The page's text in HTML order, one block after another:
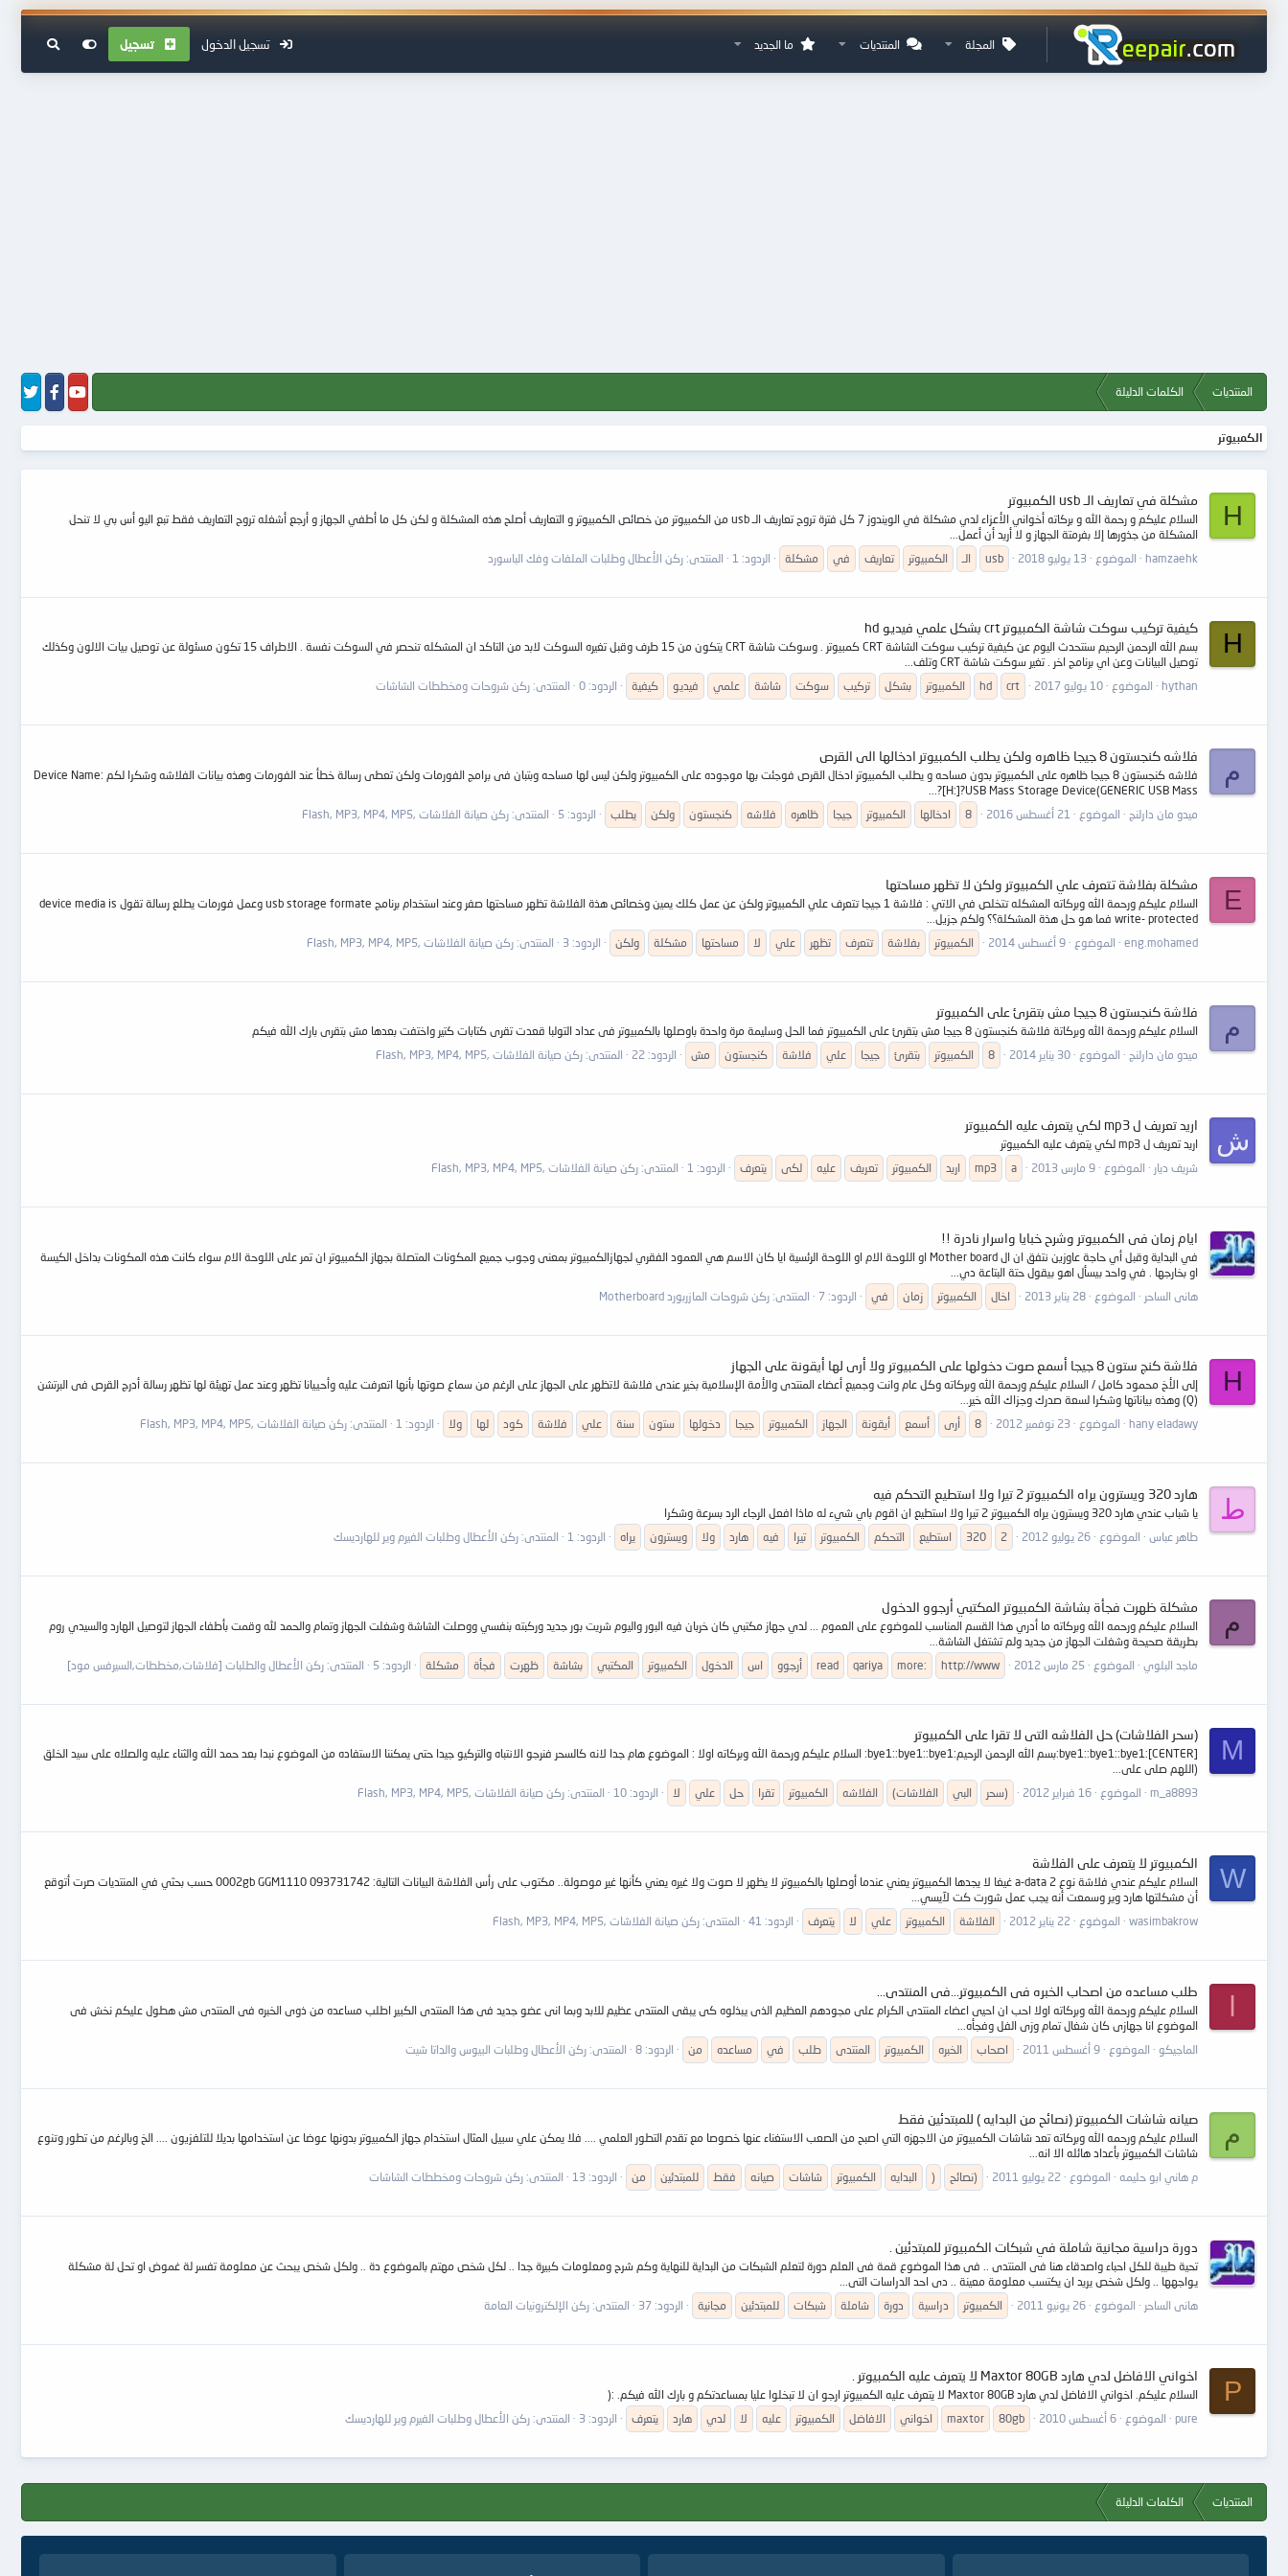
المجلة المنتديات ما الجديد تسجيل الدخول تسجيل
المنتديات الكلمات الدليلة
الكمبيوتر
H
مشكلة في تعاريف الـ usb الكمبيوتر
السلام عليكم و رحمة الله و بركاته أخواني الأعزاء لدي مشكلة في الويندوز 7 كل فترة تروح تعاريف الـ usb من الكمبيوتر من خصائص الكمبيوتر و التعاريف أصلح هذه المشكلة و لكن كل ما أطفي الجهاز و أرجع أشغله تروح التعاريف فقط تبع اليو أس بي لا تنحل
المشكلة من جذورها إلا بفرمتة الجهاز و لا أريد أن أعمل...
hamzaehk
الموضوع 13 يوليو 2018 usb الـ الكمبيوتر تعاريف في مشكلة الردود: 1 المنتدى: ركن الأعطال وطلبات الملفات وفك الباسورد
H
كيفية تركيب سوكت شاشة الكمبيوتر crt بشكل علمي فيديو hd
بسم الله الرحمن الرحيم سنتحدث اليوم عن كيفية تركيب سوكت الشاشة CRT كمبيوتر . وسوكت شاشة CRT يتكون من 15 طرف وقبل تغيره السوكت لابد من التاكد ان المشكله تنحصر في السوكت نفسة . الاطراف 15 تكون مسئولة عن توصيل بيات الالون وكذلك
توصيل البيانات وعن اي برنامج اخر . تغير سوكت شاشة CRT وتلف...
hythan
الموضوع 10 يوليو 2017 crt
hd الكمبيوتر بشكل تركيب سوكت شاشة علمي فيديو كيفية الردود: 0 المنتدى: ركن شروحات ومخططات الشاشات
م
فلاشه كنجستون 8 جيجا ظاهره ولكن يطلب الكمبيوتر ادخالها الى القرص
فلاشه كنجستون 8 جيجا ظاهره على الكمبيوتر بدون مساحه و يطلب الكمبيوتر ادخال القرص فوجئت بها موجوده على الكمبيوتر ولكن ليس لها مساحه وبتبان فى برامج الفورمات ولكن تعطى رسالة خطأ عند الفورمات وهذه بيانات الفلاشه وشكرا لكم Device Name:
?[H:]?USB Mass Storage Device(GENERIC USB Mass...
ميدو مان دارلنج
الموضوع 21 أغسطس 2016 8 ادخالها الكمبيوتر جيجا ظاهره فلاشه كنجستون ولكن يطلب الردود: 5 المنتدى: ركن صيانة الفلاشات ,Flash, MP3, MP4, MP5
E
مشكلة بفلاشة تتعرف علي الكمبيوتر ولكن لا تظهر مساحتها
السلام عليكم ورحمة الله وبركاته المشكله تتخلص في الاتي : فلاشة 1 جيجا تتعرف علي الكمبيوتر ولكن عن عمل كلك يمين وخصائص هذة الفلاشة تظهر مساحتها صفر وعند استخدام برنامج usb storage formate وعمل فورمات يطلع رسالة تقول device media is
write- protected فما هو حل هذة المشكلة؟؟ ولكم جزيل...
eng.mohamed
الموضوع 9 أغسطس 2014 الكمبيوتر بفلاشة تتعرف تظهر علي لا مساحتها مشكلة ولكن الردود: 3 المنتدى: ركن صيانة الفلاشات ,Flash, MP3, MP4, MP5
م
فلاشة كنجستون 8 جيجا مش بتقرئ على الكمبيوتر
السلام عليكم ورحمة الله وبركاتة فلاشة كنجستون 8 جيجا مش بتقرئ على الكمبيوتر فما الحل وسليمة مرة واحدة باوصلها بالكمبيوتر فى عداد التولبا قعدت تقرى كتابات كتير واختفت بعدها مش بتقرى بارك الله فيكم
ميدو مان دارلنج
الموضوع 30 يناير 2014 8 الكمبيوتر بتقرئ جيجا علي فلاشة كنجستون مش الردود: 22 المنتدى: ركن صيانة الفلاشات ,Flash, MP3, MP4, MP5
ش
اريد تعريف ل mp3 لكي يتعرف عليه الكمبيوتر
اريد تعريف ل mp3 لكي يتعرف عليه الكمبيوتر
شريف ديار
الموضوع 9 مارس 2013 a
mp3 اريد الكمبيوتر تعريف عليه لكى يتعرف الردود: 1 المنتدى: ركن صيانة الفلاشات ,Flash, MP3, MP4, MP5
ايام زمان فى الكمبيوتر وشرح خبايا واسرار نادرة !!
في البداية وقبل أي حاجة عاوزين نتفق ان ال Mother board او اللوحة الام او اللوحة الرئسية ايا كان الاسم هي العمود الفقري لجهازالكمبيوتر بمعنى وجوب جميع المكونات المتصلة بجهاز الكمبيوتر ان تمر على اللوحة الام سواء كانت هذه المكونات بداخل الكيسة
او بخارجها . في واحد بيسأل اهو بيقول حتة البتاعة دي...
هانى الساحر
الموضوع 28 يناير 2013 اخال الكمبيوتر زمان في الردود: 7 المنتدى: ركن شروحات المازربورد Motherboard
H
فلاشة كنج ستون 8 جيجا أسمع صوت دخولها على الكمبيوتر ولا أرى لها أيقونة على الجهاز
إلى الأخ محمود كامل / السلام عليكم ورحمة الله وبركاته وكل عام وانت وجميع أعضاء المنتدى والأمة الإسلامية بخير عندى فلاشة لاتظهر على الجهاز على الرغم من سماع صوتها بأنها اتعرفت عليه وأحييانا تظهر وعند عمل تهيئة لها تظهر رسالة أدرج القرص فى البرتشن
(Q) وهذه بياناتها وشكرا لسعة صدرك وجزاك الله خير...
hany eladawy
الموضوع 23 نوفمبر 2012 8 أرى أسمع أيقونة الجهاز الكمبيوتر جيجا دخولها ستون سنة علي فلاشة كود لها ولا الردود: 1 المنتدى: ركن صيانة الفلاشات ,Flash, MP3, MP4, MP5
ط
هارد 320 ويسترون يراه الكمبيوتر 2 تيرا ولا استطيع التحكم فيه
يا شباب عندي هارد 320 ويسترون يراه الكمبيوتر 2 تيرا ولا استطيع ان اقوم باي شيء له ماذا افعل الرجاء الرد بسرعة وشكرا
طاهر عباس
الموضوع 26 يوليو 2012 2
320 استطيع التحكم الكمبيوتر تيرا فيه هارد ولا ويسترون يراه الردود: 1 المنتدى: ركن الأعطال وطلبات الفيرم وير للهارديسك
م
مشكلة ظهرت فجأة بشاشة الكمبيوتر المكتبي أرجوو الدخول
السلام عليكم ورحمه الله وبركاته ما أدري هذا القسم المناسب للموضوع على العموم ... لدي جهاز مكتبي كان خربان فيه البور واليوم شريت بور جديد وركبته بنفسي ووصلت الشاشة وشغلت الجهاز وتمام والحمد لله وقمت بأطفاء الجهاز لتوصيل الهارد والسيدي روم
بطريقة صحيحة وشغلت الجهاز من جديد ولم تشتغل الشاشة...
ماجد البلوي
الموضوع 25 مارس 2012 http://www
more:
qariya
read أرجوو اس الدخول الكمبيوتر المكتبي بشاشة ظهرت فجأة مشكلة الردود: 5 المنتدى: ركن الأعطال والطلبات [فلاشات,مخططات,السيرفس مود]
M
(سحر الفلاشات) حل الفلاشه التى لا تقرا على الكمبيوتر
[CENTER]:bye1::bye1::bye1:بسم الله الرحمن الرحيم:bye1::bye1::bye1: السلام عليكم ورحمة الله وبركاته اولا : الموضوع هام جدا لانه كالسحر فنرجو الانتباه والتركيو جيدا حتى يمكننا الاستفاده من الموضوع نبدا بعد حمد الله والثناء عليه والصلاه على سيد الخلق
(اللهم صلى على...
m_a8893
الموضوع 16 فبراير 2012 (سحر البي الفلاشات) الفلاشه الكمبيوتر تقرا حل علي لا الردود: 10 المنتدى: ركن صيانة الفلاشات ,Flash, MP3, MP4, MP5
W
الكمبيوتر لا يتعرف على الفلاشة
السلام عليكم عندي فلاشة نوع a-data 2 غيغا لا يجدها الكمبيوتر يعني عندما أوصلها بالكمبيوتر لا يظهر لا صوت ولا غيره يعني كأنها غير موصولة.. مكتوب على رأس الفلاشة البيانات التالية: 0002gb GGM1110 093731742 حسب بحثي في المنتديات صرت أتوقع
أن مشكلتها هارد وير وسمعت أنه يجب عمل شورت كت لآيسي...
wasimbakrow
الموضوع 22 يناير 2012 الفلاشة الكمبيوتر علي لا يتعرف الردود: 41 المنتدى: ركن صيانة الفلاشات ,Flash, MP3, MP4, MP5
طلب مساعده من اصحاب الخبره فى الكمبيوتر...فى المنتدى...
السلام عليكم ورحمة الله وبركاته اولا احب ان احيى اعضاء المنتدى الكرام على مجودهم العظيم الذى يبذلوه كى يبقى المنتدى عظيم للابد وبما انى عضو جديد فى هذا المنتدى الكبير اطلب مساعده من ذوى الخبره فى المنتدى مش هطول عليكم نخش فى
الموضوع انا جهازى كان شغال تمام وزى الفل وفجأه...
الماجيكو
الموضوع 9 أغسطس 2011 اصحاب الخبره الكمبيوتر المنتدى طلب في مساعده من الردود: 8 المنتدى: ركن الأعطال وطلبات البيوس والداتا شيت
م
صيانه شاشات الكمبيوتر (نصائح من البدايه ) للمبتدئين فقط
السلام عليكم ورحمه الله وبركاته تعد شاشات الكمبيوتر من الاجهزه التي اصبح من الصعب الاستغناء عنها خصوصا مع تقدم التطور العلمي .... فلا يمكن علي سبيل المثال استخدام جهاز الكمبيوتر بدونها عوضا عن استخدامها بديلا للتلفزيون .... الخ وبالرغم من تطور وتنوع
شاشات الكمبيوتر بأعداد هائله الا انه...
م هاني ابو حليمه
الموضوع 22 يوليو 2011 (نصائح ) البدايه الكمبيوتر شاشات صيانه فقط للمبتدئين من الردود: 13 المنتدى: ركن شروحات ومخططات الشاشات
دورة دراسية مجانية شاملة في شبكات الكمبيوتر للمبتدئين .
تحية طيبة للكل احباء واصدقاء هنا فى المنتدى .. فى هذا الموضوع قمة فى العلم دورة لتعلم الشبكات من البداية للنهاية وكم شرح ومعلومات كبيرة جدا .. لكل شخص مهتم بالموضوع دة .. ولكل شخص يبحث عن معلومة تفسر لة غموض او تحل لة مشكلة
يواجهها .. ولكل شخص يريد ان يكتسب معلومة معينة .. دى احد الدراسات التى...
هانى الساحر
الموضوع 26 يونيو 2011 الكمبيوتر دراسية دورة شاملة شبكات للمبتدئين مجانية الردود: 37 المنتدى: ركن الإلكترونيات العامة
P
اخواني الافاضل لدي هارد Maxtor 80GB لا يتعرف عليه الكمبيوتر .
السلام عليكم. اخواني الافاضل لدي هارد Maxtor 80GB لا يتعرف عليه الكمبيوتر ارجو ان لا تبخلوا عليا بمساعدتكم و بارك الله فيكم. :(
pure
الموضوع 6 أغسطس 2010 80gb
maxtor اخواني الافاضل الكمبيوتر عليه لا لدي هارد يتعرف الردود: 3 المنتدى: ركن الأعطال وطلبات الفيرم وير للهارديسك
المنتديات الكلمات الدليلة